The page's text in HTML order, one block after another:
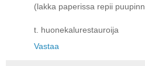
(lakka paperissa repii
t. huonekalurestauroija
Vastaa